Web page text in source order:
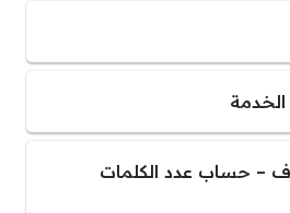
– حساب عدد الكلمات